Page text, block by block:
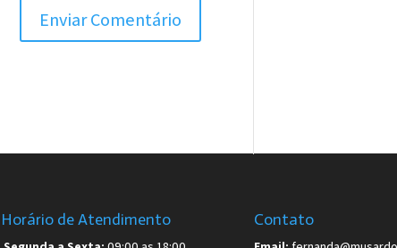
Horário de Atendimento Contato